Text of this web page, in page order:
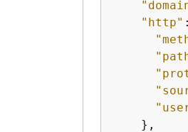
"http"
    },